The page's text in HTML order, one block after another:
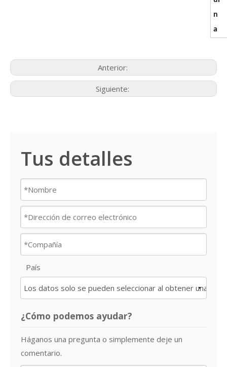
n
a
Anterior:
Siguiente:
Tus detalles
País
¿Cómo podemos ayudar?
Háganos una pregunta o simplemente deje un
comentario.